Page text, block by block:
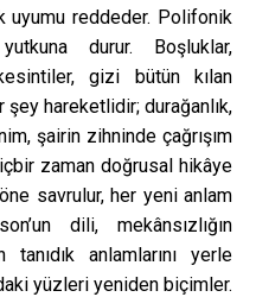
uyumu reddeder. Polifonik
durur. Boşluklar,
gizi bütün kılan
şey hareketlidir; durağanlık,
şairin zihninde çağrışım
zaman doğrusal hikâye
savrulur, her yeni anlam
dili, mekânsızlığın
anlamlarını yerle
yüzleri yeniden biçimler.